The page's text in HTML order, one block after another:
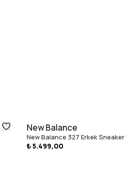
New Balance
New Balance 327 Erkek Sneaker
₺ 5.499,00